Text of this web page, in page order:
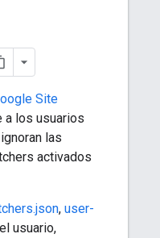
Site
a los usuarios
las
activados
, user-
usuario,